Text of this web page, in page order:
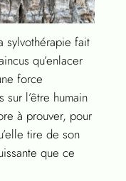
sylvothérapie fait
qu’enlacer
force
l’être humain
à prouver, pour
tire de son
que ce